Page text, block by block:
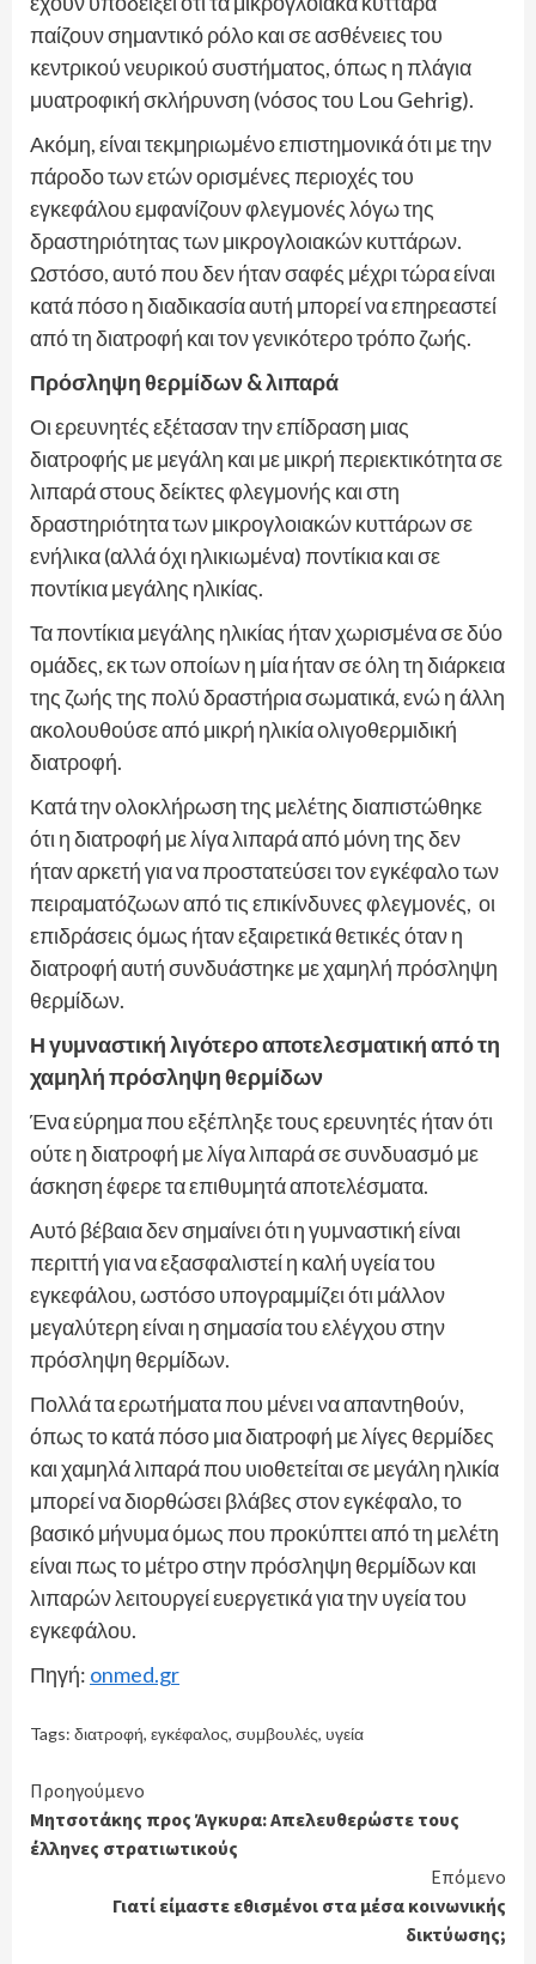
παίζουν σημαντικό ρόλο και σε ασθένειες του
κεντρικού νευρικού συστήματος, όπως η πλάγια
μυατροφική σκλήρυνση (νόσος του Lou Gehrig).
Ακόμη, είναι τεκμηριωμένο επιστημονικά ότι με την
πάροδο των ετών ορισμένες περιοχές του
εγκεφάλου εμφανίζουν φλεγμονές λόγω της
δραστηριότητας των μικρογλοιακών κυττάρων.
Ωστόσο, αυτό που δεν ήταν σαφές μέχρι τώρα είναι
κατά πόσο η διαδικασία αυτή μπορεί να επηρεαστεί
από τη διατροφή και τον γενικότερο τρόπο ζωής.
Πρόσληψη θερμίδων & λιπαρά
Οι ερευνητές εξέτασαν την επίδραση μιας
διατροφής με μεγάλη και με μικρή περιεκτικότητα σε
λιπαρά στους δείκτες φλεγμονής και στη
δραστηριότητα των μικρογλοιακών κυττάρων σε
ενήλικα (αλλά όχι ηλικιωμένα) ποντίκια και σε
ποντίκια μεγάλης ηλικίας.
Τα ποντίκια μεγάλης ηλικίας ήταν χωρισμένα σε δύο
ομάδες, εκ των οποίων η μία ήταν σε όλη τη διάρκεια
της ζωής της πολύ δραστήρια σωματικά, ενώ η άλλη
ακολουθούσε από μικρή ηλικία ολιγοθερμιδική
διατροφή.
Κατά την ολοκλήρωση της μελέτης διαπιστώθηκε
ότι η διατροφή με λίγα λιπαρά από μόνη της δεν
ήταν αρκετή για να προστατεύσει τον εγκέφαλο των
πειραματόζωων από τις επικίνδυνες φλεγμονές, οι
επιδράσεις όμως ήταν εξαιρετικά θετικές όταν η
διατροφή αυτή συνδυάστηκε με χαμηλή πρόσληψη
θερμίδων.
Η γυμναστική λιγότερο αποτελεσματική από τη
χαμηλή πρόσληψη θερμίδων
Ένα εύρημα που εξέπληξε τους ερευνητές ήταν ότι
ούτε η διατροφή με λίγα λιπαρά σε συνδυασμό με
άσκηση έφερε τα επιθυμητά αποτελέσματα.
Αυτό βέβαια δεν σημαίνει ότι η γυμναστική είναι
περιττή για να εξασφαλιστεί η καλή υγεία του
εγκεφάλου, ωστόσο υπογραμμίζει ότι μάλλον
μεγαλύτερη είναι η σημασία του ελέγχου στην
πρόσληψη θερμίδων.
Πολλά τα ερωτήματα που μένει να απαντηθούν,
όπως το κατά πόσο μια διατροφή με λίγες θερμίδες
και χαμηλά λιπαρά που υιοθετείται σε μεγάλη ηλικία
μπορεί να διορθώσει βλάβες στον εγκέφαλο, το
βασικό μήνυμα όμως που προκύπτει από τη μελέτη
είναι πως το μέτρο στην πρόσληψη θερμίδων και
λιπαρών λειτουργεί ευεργετικά για την υγεία του
εγκεφάλου.
Πηγή: onmed.gr
Tags: διατροφή, εγκέφαλος, συμβουλές, υγεία
Continue
Reading
Προηγούμενο
Μητσοτάκης προς Άγκυρα: Απελευθερώστε τους
έλληνες στρατιωτικούς
Επόμενο
Γιατί είμαστε εθισμένοι στα μέσα κοινωνικής
δικτύωσης;